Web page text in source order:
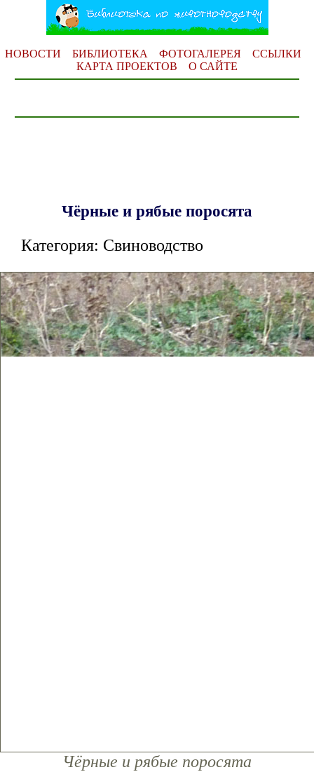
НОВОСТИ БИБЛИОТЕКА ФОТОГАЛЕРЕЯ
ССЫЛКИ
КАРТА ПРОЕКТОВ
О САЙТЕ
Чёрные и рябые поросята
Категория: Свиноводство
Чёрные и рябые поросята